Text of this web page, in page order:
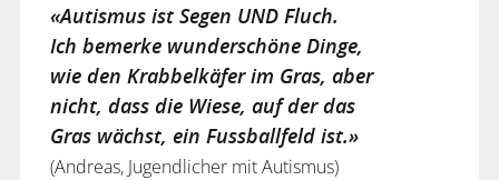
«Autismus ist Segen UND Fluch.
Ich bemerke wunderschöne Dinge,
wie den Krabbelkäfer im Gras, aber
nicht, dass die Wiese, auf der das
Gras wächst, ein Fussballfeld ist.»
(Andreas, Jugendlicher mit Autismus)